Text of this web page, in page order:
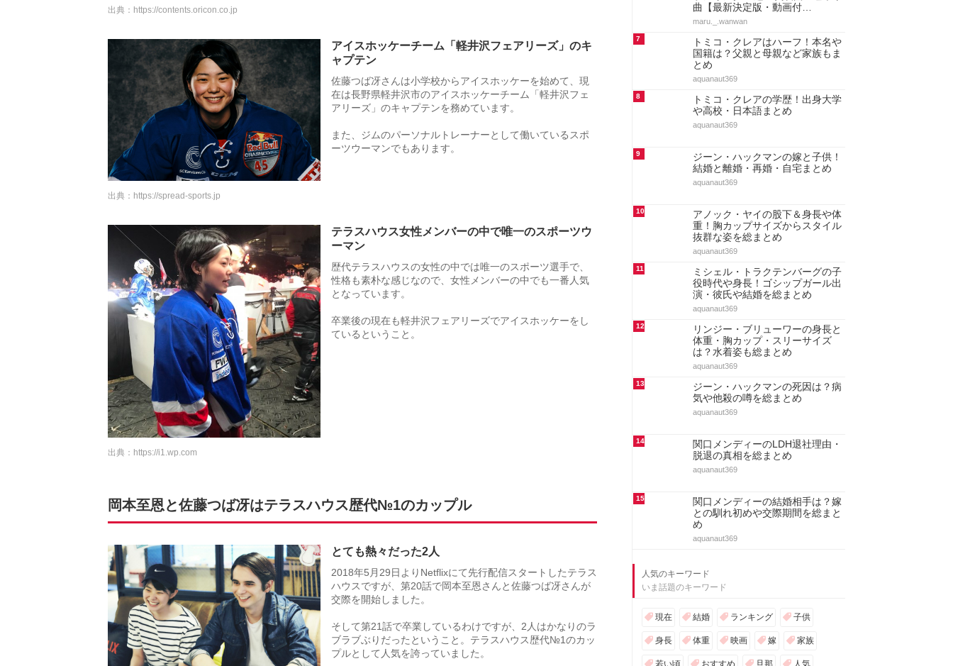
出典： https://contents.oricon.co.jp
アイスホッケーチーム「軽井沢フェアリーズ」のキ
ャプテン
佐藤つば冴さんは小学校からアイスホッケーを始めて、現
在は長野県軽井沢市のアイスホッケーチーム「軽井沢フェ
アリーズ」のキャプテンを務めています。
また、ジムのパーソナルトレーナーとして働いているスポ
ーツウーマンでもあります。
出典： https://spread-sports.jp
テラスハウス女性メンバーの中で唯一のスポーツウ
ーマン
歴代テラスハウスの女性の中では唯一のスポーツ選手で、
性格も素朴な感じなので、女性メンバーの中でも一番人気
となっています。
卒業後の現在も軽井沢フェアリーズでアイスホッケーをし
ているということ。
出典： https://i1.wp.com
岡本至恩と佐藤つば冴はテラスハウス歴代№1のカップル
とても熱々だった2人
2018年5月29日よりNetflixにて先行配信スタートしたテラス
ハウスですが、第20話で岡本至恩さんと佐藤つば冴さんが
交際を開始しました。
そして第21話で卒業しているわけですが、2人はかなりのラ
ブラブぶりだったということ。テラスハウス歴代№1のカッ
プルとして人気を誇っていました。
ジーン・ハックマンの若い頃＆身
長と体重や筋肉！映画代表作7選
aquanaut369
ドーキンズ英里奈はハーフで本名
は？父親・母親・兄弟など家族も
aquanaut369
ドーキンズ英里奈の学歴！出身高
aquanaut369
ショーン・キングストンの人気曲
maru._.wanwan
トミコ・クレアはハーフ！本名や
国籍は？父親と母親など家族もま
aquanaut369
トミコ・クレアの学歴！出身大学
や高校・日本語まとめ
ジーン・ハックマンの嫁と子供！
結婚と離婚・再婚・自宅まとめ
アノック・ヤイの股下＆身長や体
aquanaut369
ミシェル・トラクテンバーグの子
aquanaut369
リンジー・ブリューワーの身長と
体重・胸カップ・スリーサイズ
ジーン・ハックマンの死因は？病
aquanaut369
関口メンディーのLDH退社理由・